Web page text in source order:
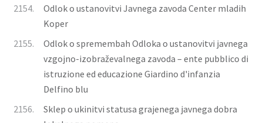
2154.
Odlok o ustanovitvi Javnega zavoda Center mladih
Koper
2155.
Odlok o spremembah Odloka o ustanovitvi javnega
vzgojno-izobraževalnega zavoda – ente pubblico di
istruzione ed educazione Giardino d'infanzia
Delfino blu
2156.
Sklep o ukinitvi statusa grajenega javnega dobra